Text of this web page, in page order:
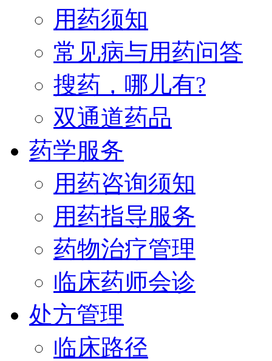
用药须知
常见病与用药问答
搜药，哪儿有?
双通道药品
药学服务
用药咨询须知
用药指导服务
药物治疗管理
临床药师会诊
处方管理
临床路径